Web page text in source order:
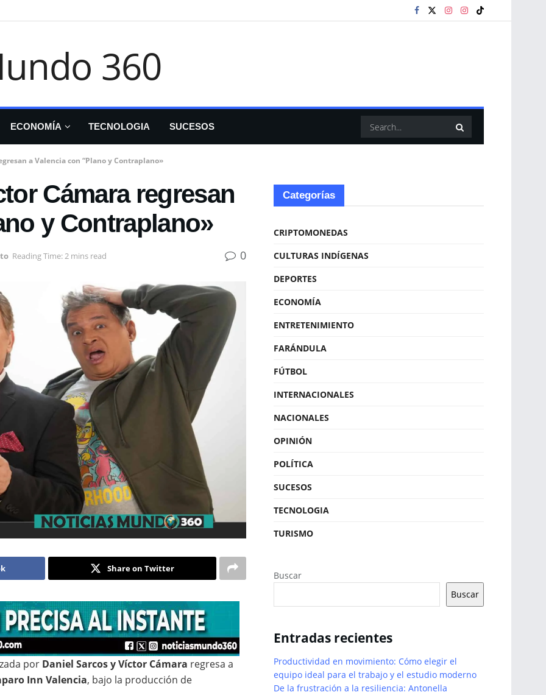
ECONOMÍA TECNOLOGIA SUCESOS
a Valencia con “Plano y Contraplano»
Cámara regresan
y Contraplano»
Reading Time: 2 mins read 0
Share on Twitter
por Daniel Sarcos y Víctor Cámara regresa a
Inn Valencia, bajo la producción de
Categorías
CRIPTOMONEDAS
CULTURAS INDÍGENAS
DEPORTES
ECONOMÍA
ENTRETENIMIENTO
FARÁNDULA
FÚTBOL
INTERNACIONALES
NACIONALES
OPINIÓN
POLÍTICA
SUCESOS
TECNOLOGIA
TURISMO
Buscar
Buscar
Entradas recientes
Productividad en movimiento: Cómo elegir el
equipo ideal para el trabajo y el estudio moderno
De la frustración a la resiliencia: Antonella